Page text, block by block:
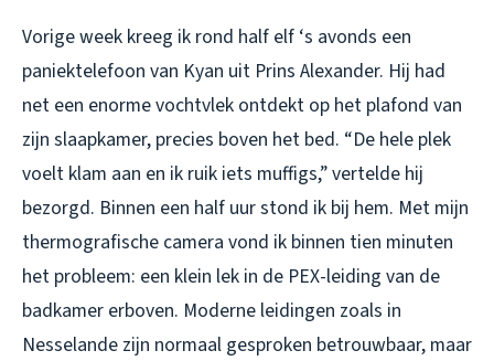
Vorige week kreeg ik rond half elf ‘s avonds een
paniektelefoon van Kyan uit Prins Alexander. Hij had
net een enorme vochtvlek ontdekt op het plafond van
zijn slaapkamer, precies boven het bed. “De hele plek
voelt klam aan en ik ruik iets muffigs,” vertelde hij
bezorgd. Binnen een half uur stond ik bij hem. Met mijn
thermografische camera vond ik binnen tien minuten
het probleem: een klein lek in de PEX-leiding van de
badkamer erboven. Moderne leidingen zoals in
Nesselande zijn normaal gesproken betrouwbaar, maar